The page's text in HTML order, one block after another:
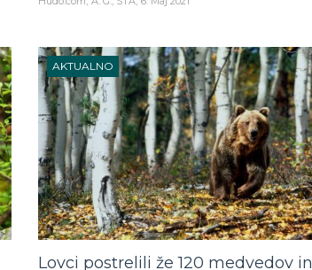
AKTUALNO
Lovci postrelili že 120 medvedov in